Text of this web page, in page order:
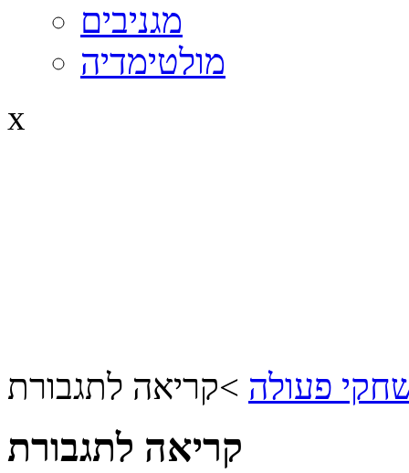
מגניבים
מולטימדיה
x
פעולה >קריאה לתגבורת
קריאה לתגבורת